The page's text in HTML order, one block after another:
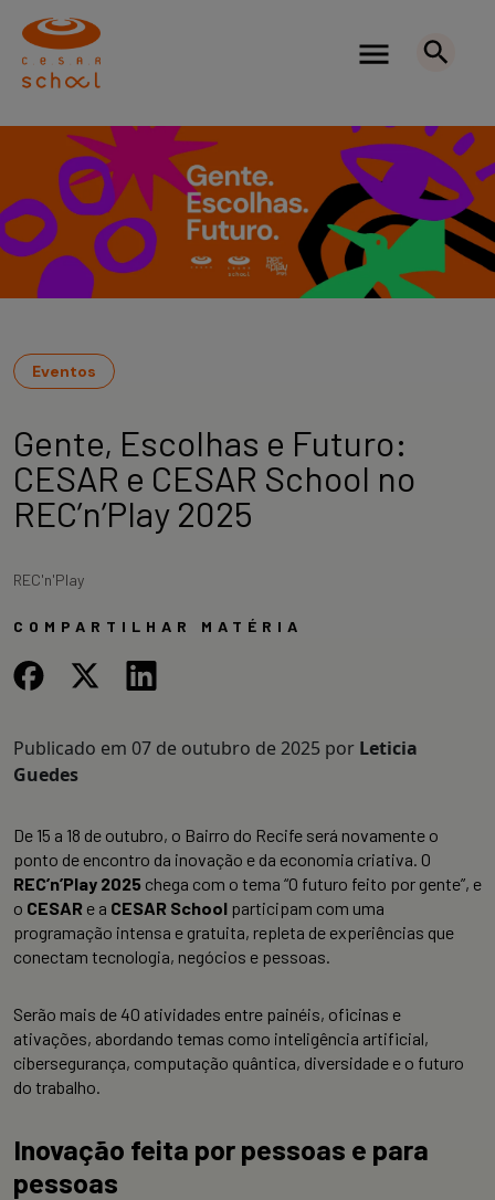
Eventos
Gente, Escolhas e Futuro:
CESAR e CESAR School no
REC’n’Play 2025
REC'n'Play
COMPARTILHAR MATÉRIA
Publicado em 07 de outubro de 2025 por Leticia
Guedes
De 15 a 18 de outubro, o Bairro do Recife será novamente o
ponto de encontro da inovação e da economia criativa. O
REC’n’Play 2025 chega com o tema “O futuro feito por gente”, e
o CESAR e a CESAR School participam com uma
programação intensa e gratuita, repleta de experiências que
conectam tecnologia, negócios e pessoas.
Serão mais de 40 atividades entre painéis, oficinas e
ativações, abordando temas como inteligência artificial,
cibersegurança, computação quântica, diversidade e o futuro
do trabalho.
Inovação feita por pessoas e para
pessoas